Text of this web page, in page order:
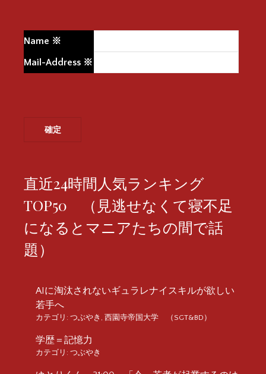
Name ※
Mail-Address ※
直近24時間人気ランキング
TOP50 （見逃せなくて寝不足
になるとマニアたちの間で話
題）
AIに淘汰されないギュラレナイスキルが欲しい
若手へ
カテゴリ: つぶやき 西園寺帝国大学 （SGT&BD）
学歴＝記憶力
カテゴリ: つぶやき